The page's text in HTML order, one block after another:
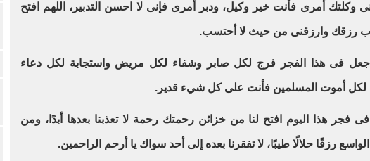
وكلتك أمرى فأنت خير وكيل، ودبر أمرى فإنى لا احسن التدبير، اللهم افتح
رزقك وارزقنى من حيث لا أحتسب.
أجعل فى هذا الفجر فرج لكل صابر وشفاء لكل مريض واستجابة لكل دعاء
لكل أموت المسلمين فأنت على كل شيء قدير.
فجر هذا اليوم افتح لنا من خزائن رحمتك رحمة لا تعذبنا بعدها أبدًا، ومن
رزقًا حلالًا طيبًا، لا تفقرنا بعده إلى أحد سواك يا أرحم الراحمين.